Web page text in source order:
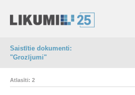
Saistītie dokumenti:
"Grozījumi"
Atlasīti: 2